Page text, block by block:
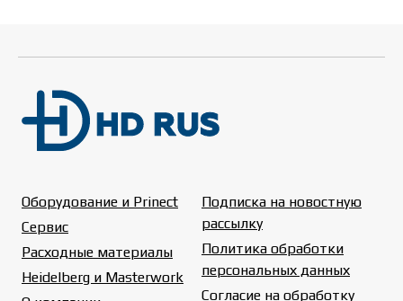
Оборудование и Prinect
Сервис
Расходные материалы
Heidelberg и Masterwork
Подписка на новостную
рассылку
Политика обработки
персональных данных
Согласие на обработку